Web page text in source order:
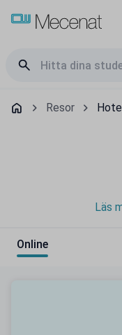
Resor
Läs
Online